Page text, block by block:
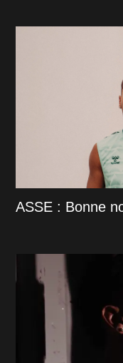
ASSE : Bonne